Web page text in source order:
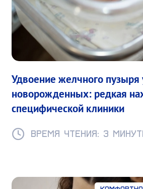
Удвоение желчного пузыря
новорожденных: редкая
специфической клиники
Время чтения: 3